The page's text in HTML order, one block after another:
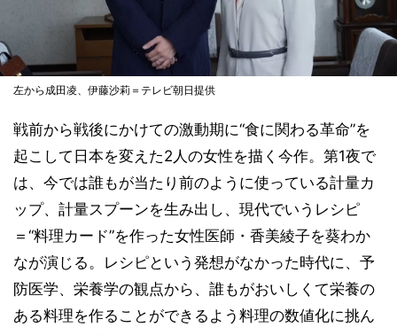
左から成田凌、伊藤沙莉＝テレビ朝日提供
戦前から戦後にかけての激動期に“食に関わる革命”を
起こして日本を変えた2人の女性を描く今作。第1夜で
は、今では誰もが当たり前のように使っている計量カ
ップ、計量スプーンを生み出し、現代でいうレシピ
＝“料理カード”を作った女性医師・香美綾子を葵わか
なが演じる。レシピという発想がなかった時代に、予
防医学、栄養学の観点から、誰もがおいしくて栄養の
ある料理を作ることができるよう料理の数値化に挑ん